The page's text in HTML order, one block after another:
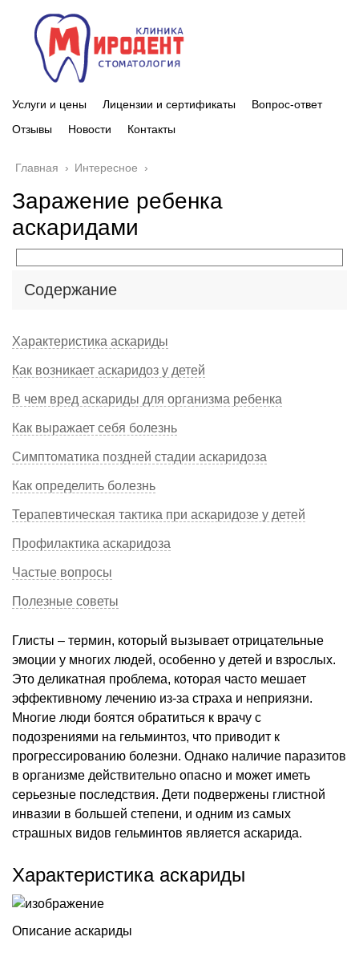
Услуги и цены Лицензии и сертификаты
Вопрос-ответ
Отзывы
Новости Контакты
Главная › Интересное ›
Заражение ребенка
аскаридами
Содержание
Характеристика аскариды
Как возникает аскаридоз у детей
В чем вред аскариды для организма ребенка
Как выражает себя болезнь
Симптоматика поздней стадии аскаридоза
Как определить болезнь
Терапевтическая тактика при аскаридозе у детей
Профилактика аскаридоза
Частые вопросы
Полезные советы
Глисты – термин, который вызывает отрицательные
эмоции у многих людей, особенно у детей и взрослых.
Это деликатная проблема, которая часто мешает
эффективному лечению из-за страха и неприязни.
Многие люди боятся обратиться к врачу с
подозрениями на гельминтоз, что приводит к
прогрессированию болезни. Однако наличие паразитов
в организме действительно опасно и может иметь
серьезные последствия. Дети подвержены глистной
инвазии в большей степени, и одним из самых
страшных видов гельминтов является аскарида.
Характеристика аскариды
Описание аскариды